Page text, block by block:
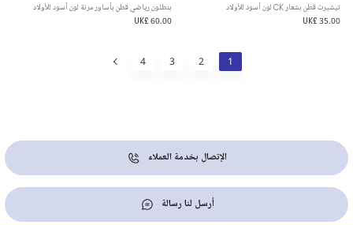
تيشيرت قطن بشعار CK لون أسود للأولاد
UK£ 35.00
بنطلون رياضي قطن بأساور مرنة لون أسود للأولاد
UK£ 60.00
1
2
3
4
الإتصال بخدمة العملاء
أرسل لنا رسالة